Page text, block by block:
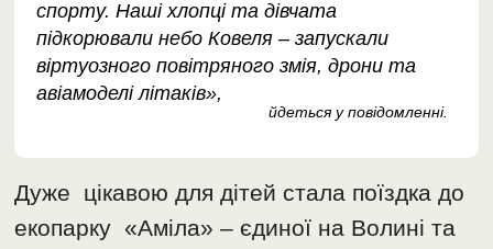
спорту. Наші хлопці та дівчата
підкорювали небо Ковеля – запускали
віртуозного повітряного змія, дрони та
авіамоделі літаків»,
йдеться у повідомленні.
Дуже цікавою для дітей стала поїздка до
екопарку «Аміла» – єдиної на Волині та